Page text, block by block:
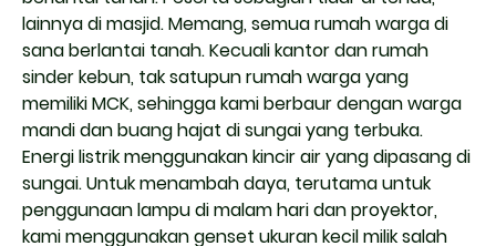
lainnya di masjid. Memang, semua rumah warga di
sana berlantai tanah. Kecuali kantor dan rumah
sinder kebun, tak satupun rumah warga yang
memiliki MCK, sehingga kami berbaur dengan warga
mandi dan buang hajat di sungai yang terbuka.
Energi listrik menggunakan kincir air yang dipasang di
sungai. Untuk menambah daya, terutama untuk
penggunaan lampu di malam hari dan proyektor,
kami menggunakan genset ukuran kecil milik salah